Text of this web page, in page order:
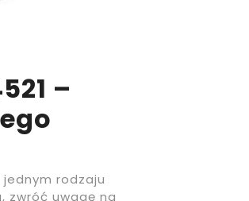
–
rodzaju
zwróć uwagę na